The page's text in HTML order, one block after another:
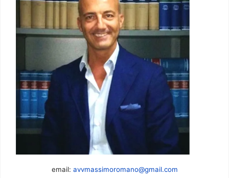
email: avvmassimoromano@gmail.com